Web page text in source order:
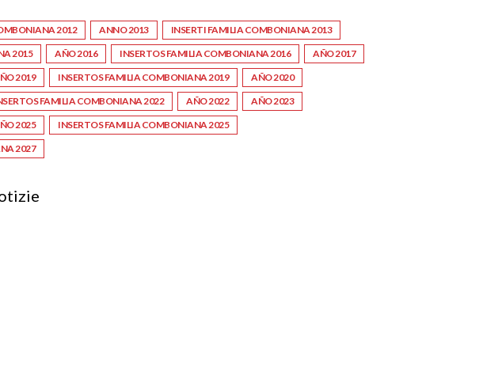
2012 ANNO 2013
INSERTI FAMILIA COMBONIANA 2013
2015 AÑO 2016 INSERTOS FAMILIA COMBONIANA 2016
AÑO 2017
2019 INSERTOS FAMILIA COMBONIANA 2019
AÑO 2020
FAMILIA COMBONIANA 2022 AÑO 2022
AÑO 2023
2025
INSERTOS FAMILIA COMBONIANA 2025
2027